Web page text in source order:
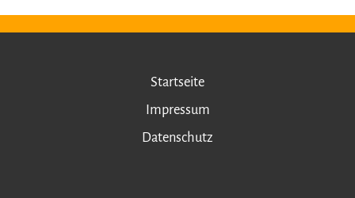
Startseite
Impressum
Datenschutz